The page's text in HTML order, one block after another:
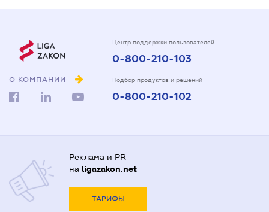
О КОМПАНИИ
Центр поддержки пользователей
0-800-210-103
Подбор продуктов и решений
0-800-210-102
Реклама и PR
на ligazakon.net
ТАРИФЫ